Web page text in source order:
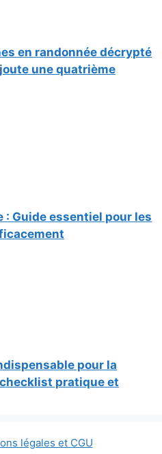
en randonnée décrypté
une quatrième
: Guide essentiel pour les
pour la
pratique et
légales et CGU